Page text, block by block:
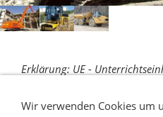
Erklärung: UE -
PSA - persönliche
Wir verwenden Cookies um